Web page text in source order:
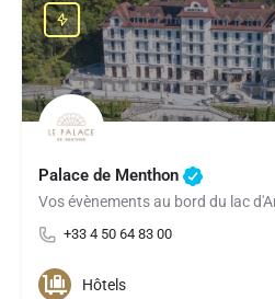
Palace de Menthon
Vos évènements au bord du lac
+33 4 50 64 83 00
Hôtels